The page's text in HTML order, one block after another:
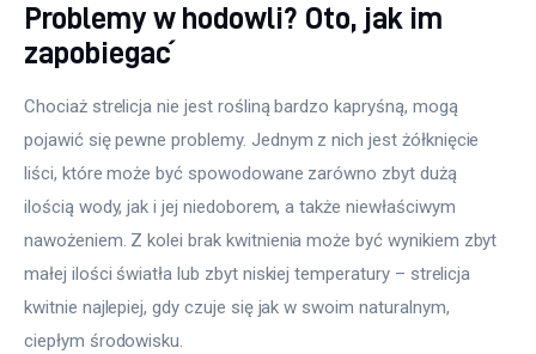
Problemy w hodowli? Oto, jak im
zapobiegać
Chociaż strelicja nie jest rośliną bardzo kapryśną, mogą
pojawić się pewne problemy. Jednym z nich jest żółknięcie
liści, które może być spowodowane zarówno zbyt dużą
ilością wody, jak i jej niedoborem, a także niewłaściwym
nawożeniem. Z kolei brak kwitnienia może być wynikiem zbyt
małej ilości światła lub zbyt niskiej temperatury – strelicja
kwitnie najlepiej, gdy czuje się jak w swoim naturalnym,
ciepłym środowisku.